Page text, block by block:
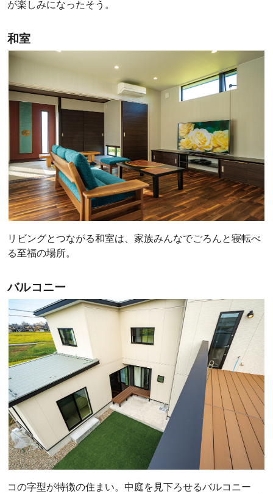
が楽しみになったそう。
和室
リビングとつながる和室は、家族みんなでごろんと寝転べ
る至福の場所。
バルコニー
コの字型が特徴の住まい。中庭を見下ろせるバルコニー